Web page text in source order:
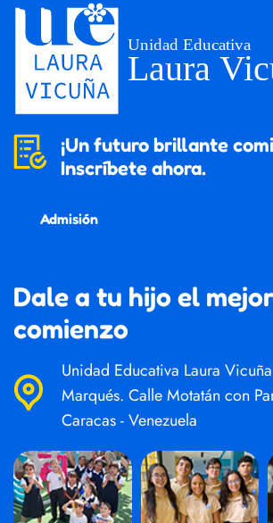
¡Un futuro brillante
Inscríbete ahora.
Admisión
Dale a tu hijo el mejor
comienzo
Unidad Educativa Laura
Marqués. Calle Motatán con
Caracas - Venezuela